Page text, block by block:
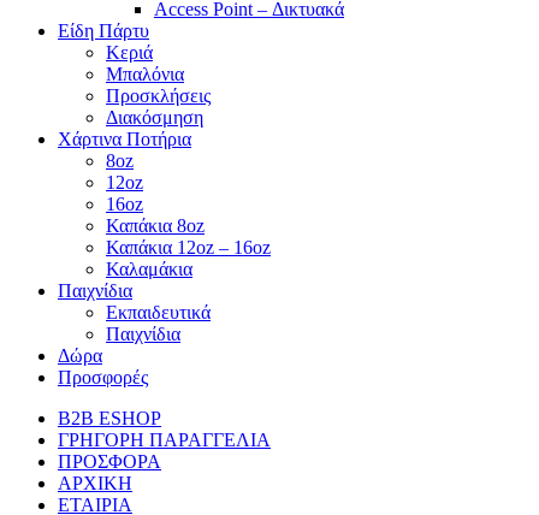
Access Point – Δικτυακά
Είδη Πάρτυ
Κεριά
Μπαλόνια
Προσκλήσεις
Διακόσμηση
Χάρτινα Ποτήρια
8oz
12oz
16oz
Καπάκια 8oz
Καπάκια 12oz – 16oz
Καλαμάκια
Παιχνίδια
Εκπαιδευτικά
Παιχνίδια
Δώρα
Προσφορές
B2B ESHOP
ΓΡΗΓΟΡΗ ΠΑΡΑΓΓΕΛΙΑ
ΠΡΟΣΦΟΡΑ
ΑΡΧΙΚΗ
ΕΤΑΙΡΙΑ